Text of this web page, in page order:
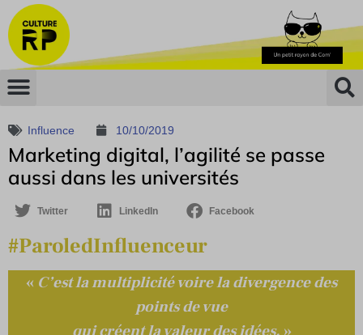
Influence 10/10/2019
Marketing digital, l’agilité se passe
aussi dans les universités
Twitter LinkedIn Facebook
#ParoledInfluenceur
« C’est la multiplicité voire la divergence des
points de vue
qui créent la valeur des idées. »